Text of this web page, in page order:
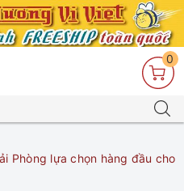
0
Phòng lựa chọn hàng đầu cho